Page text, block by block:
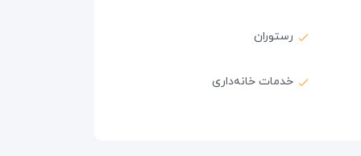
رستوران
خدمات خانه‌داری